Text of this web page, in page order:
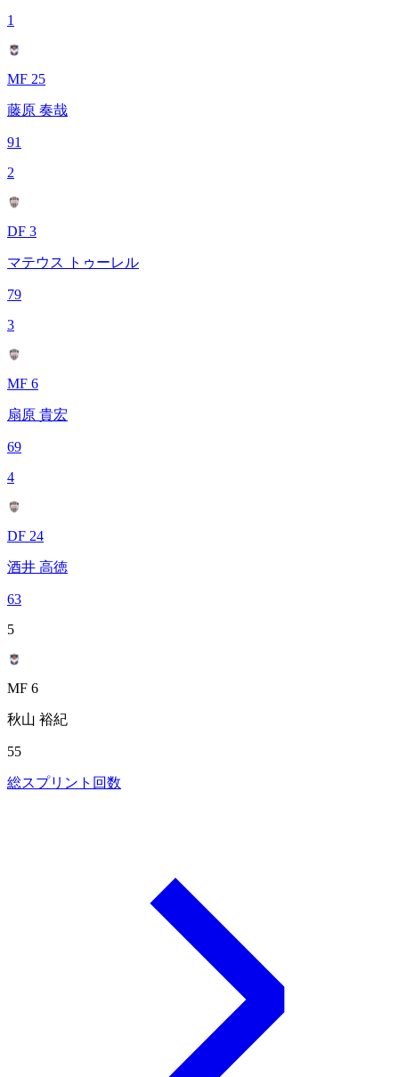
1
MF 25
藤原 奏哉
91
2
DF 3
マテウス トゥーレル
79
3
MF 6
扇原 貴宏
69
4
DF 24
酒井 高徳
63
5
MF 6
秋山 裕紀
55
総スプリント回数